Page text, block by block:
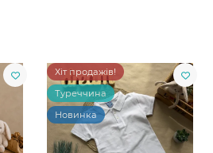
Хіт продажів!
Туреччина
Новинка